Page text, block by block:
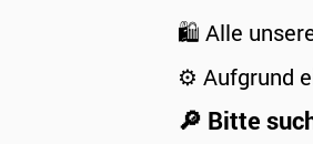
🛍️ Alle
⚙️ Aufgrund
🔎 Bitte